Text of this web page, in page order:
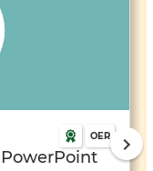
OER